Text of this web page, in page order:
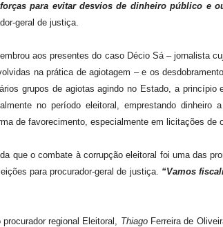
para evitar desvios de dinheiro público e
geral de justiça.
aos presentes do caso Décio Sá – jornalista
na prática de agiotagem – e os
grupos de agiotas agindo no Estado, a princípio
no período eleitoral, emprestando dinheiro
de favorecimento, especialmente em licitações de
que o combate à corrupção eleitoral foi uma das
para procurador-geral de justiça.
“Vamos
regional Eleitoral, Thiago Ferreira de